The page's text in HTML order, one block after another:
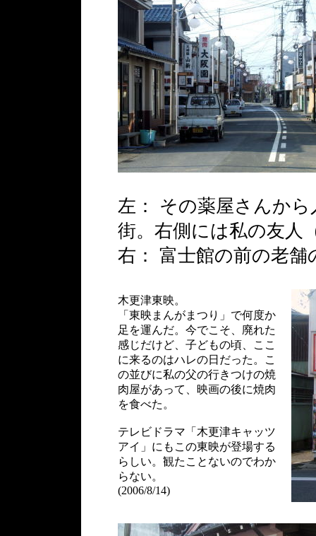
左： その薬屋さんか
街。右側には私の友人
右： 富士館の前の老舗
木更津東映。
「東映まんがまつり」で何度か
足を運んだ。今でこそ、廃れた
感じだけど、子どもの頃、ここ
に来るのはハレの日だった。こ
の並びに私の父の行きつけの焼
肉屋があって、映画の後に焼肉
を食べた。
テレビドラマ「木更津キャッツ
アイ」にもこの東映が登場する
らしい。観たことないのでわか
らない。
(2006/8/14)